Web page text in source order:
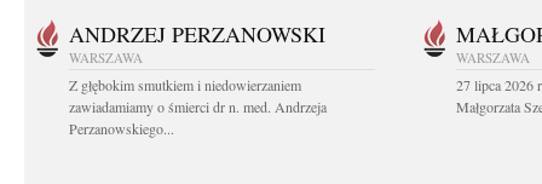
ANDRZEJ PERZANOWSKI
WARSZAWA
Z głębokim smutkiem i niedowierzaniem
zawiadamiamy o śmierci dr n. med. Andrzeja
Perzanowskiego...
WARSZAWA
27 lipca 2026
Małgorzata